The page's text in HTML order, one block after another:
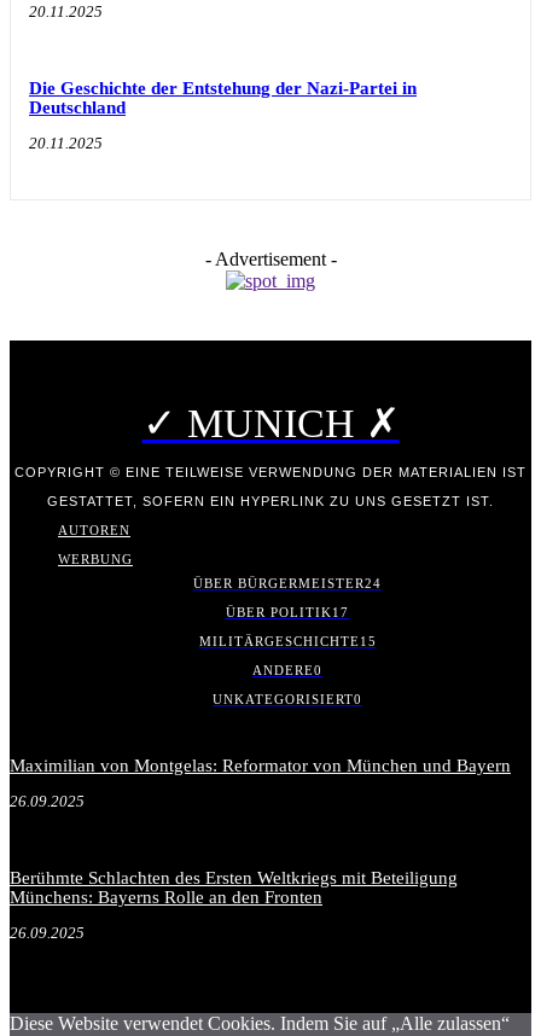
20.11.2025
Die Geschichte der Entstehung der Nazi-Partei in
Deutschland
20.11.2025
- Advertisement -
✓ MUNICH ✗
COPYRIGHT © EINE TEILWEISE VERWENDUNG DER MATERIALIEN IST
GESTATTET, SOFERN EIN HYPERLINK ZU UNS GESETZT IST.
AUTOREN
WERBUNG
ÜBER BÜRGERMEISTER24
ÜBER POLITIK17
MILITÄRGESCHICHTE15
ANDERE0
UNKATEGORISIERT0
Maximilian von Montgelas: Reformator von München und Bayern
26.09.2025
Berühmte Schlachten des Ersten Weltkriegs mit Beteiligung
Münchens: Bayerns Rolle an den Fronten
26.09.2025
Diese Website verwendet Cookies. Indem Sie auf „Alle zulassen“